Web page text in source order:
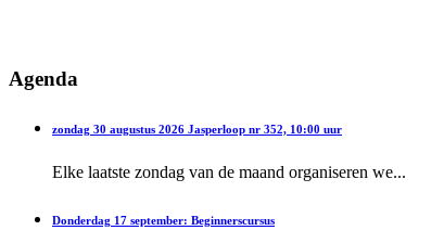
Agenda
zondag 30 augustus 2026 Jasperloop nr 352, 10:00 uur
Elke laatste zondag van de maand organiseren we...
Donderdag 17 september: Beginnerscursus